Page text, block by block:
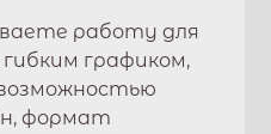
работу для
гибким графиком,
формат